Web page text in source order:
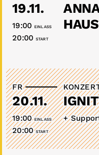
19.11.
EINLASS
19:00
START
20:00
FR
20.11.
EINLASS
19:00
START
20:00
+